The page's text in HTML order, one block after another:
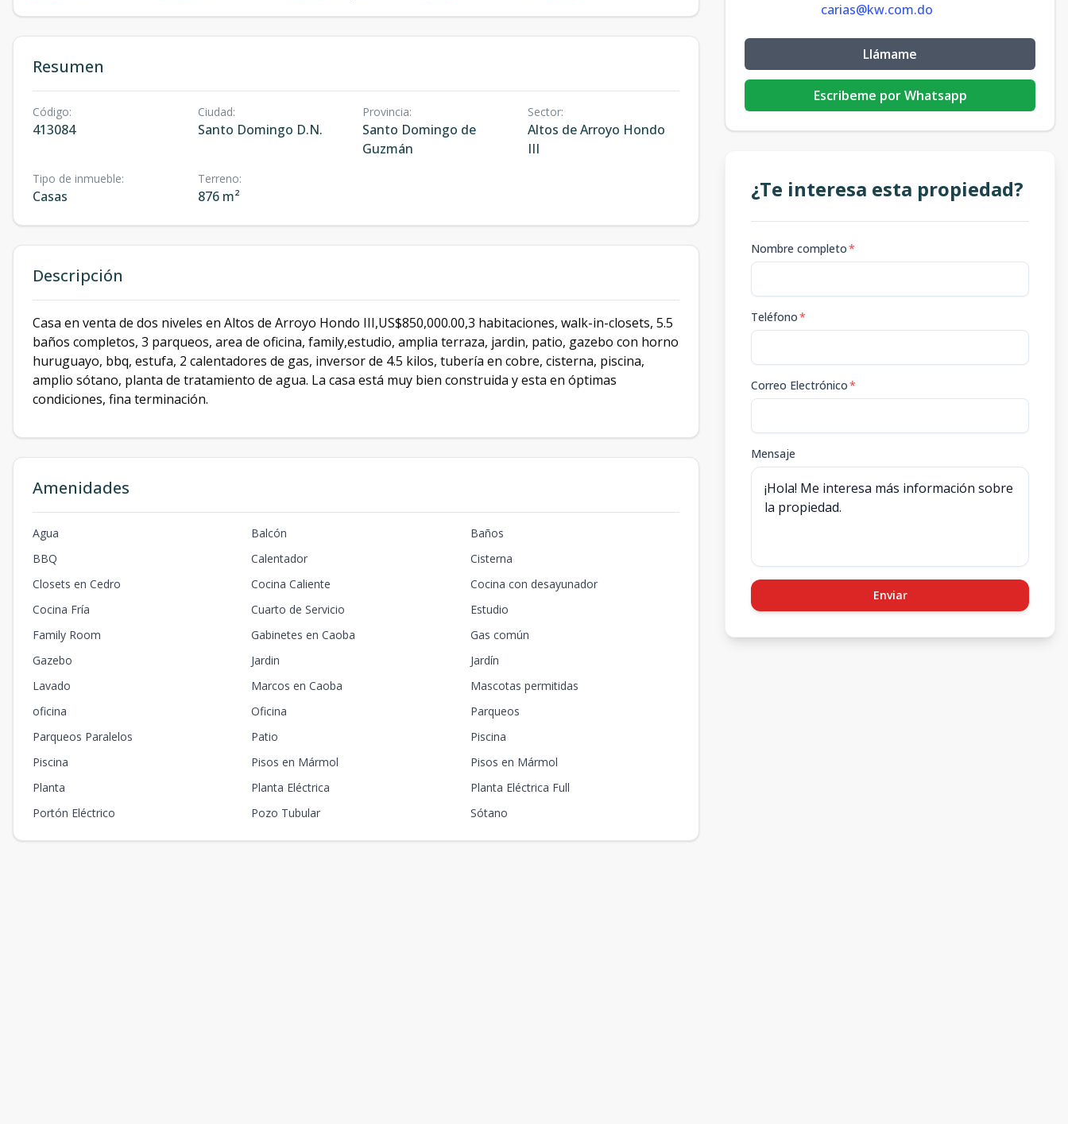
Resumen
Código:
413084
Ciudad:
Santo Domingo D.N.
Provincia:
Santo Domingo de
Guzmán
Sector:
Altos de Arroyo Hondo
III
Tipo de inmueble:
Casas
Terreno:
876 m²
Descripción
Casa en venta de dos niveles en Altos de Arroyo Hondo III,US$850,000.00,3 habitaciones, walk-in-closets, 5.5
baños completos, 3 parqueos, area de oficina, family,estudio, amplia terraza, jardin, patio, gazebo con horno
huruguayo, bbq, estufa, 2 calentadores de gas, inversor de 4.5 kilos, tubería en cobre, cisterna, piscina,
amplio sótano, planta de tratamiento de agua. La casa está muy bien construida y esta en óptimas
condiciones, fina terminación.
Amenidades
Agua Balcón
Baños
BBQ
Calentador
Cisterna
Closets en Cedro
Cocina Caliente
Cocina con desayunador
Cocina Fría
Cuarto de Servicio
Estudio
Family Room
Gabinetes en Caoba
Gas común
Gazebo
Jardin
Jardín
Lavado
Marcos en Caoba
Mascotas permitidas
oficina
Oficina
Parqueos
Parqueos Paralelos
Patio
Piscina
Piscina
Pisos en Mármol
Pisos en Mármol
Planta
Planta Eléctrica
Planta Eléctrica Full
Portón Eléctrico
Pozo Tubular Sótano
carias@kw.com.do
Llámame
Escribeme por Whatsapp
¿Te interesa esta propiedad?
Nombre completo*
Teléfono*
Correo Electrónico*
Mensaje
Enviar